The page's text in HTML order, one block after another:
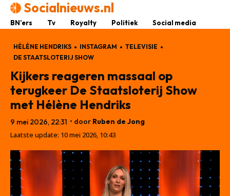
Socialnieuws.nl
BN’ers Tv Royalty Politiek Social media
HÉLÈNE HENDRIKS INSTAGRAM
TELEVISIE
DE STAATSLOTERIJ SHOW
Kijkers reageren massaal op
terugkeer De Staatsloterij Show
met Hélène Hendriks
9 mei 2026, 22:31 • door Ruben de Jong
Laatste update: 10 mei 2026, 10:43